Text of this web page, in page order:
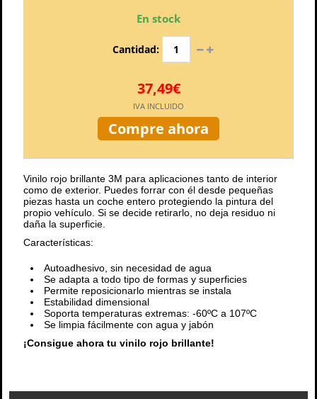
En stock
Cantidad:
37,49€
IVA INCLUIDO
Compre ahora
Vinilo rojo brillante 3M para aplicaciones tanto de interior
como de exterior. Puedes forrar con él desde pequeñas
piezas hasta un coche entero protegiendo la pintura del
propio vehículo. Si se decide retirarlo, no deja residuo ni
daña la superficie.
Características:
Autoadhesivo, sin necesidad de agua
Se adapta a todo tipo de formas y superficies
Permite reposicionarlo mientras se instala
Estabilidad dimensional
Soporta temperaturas extremas: -60ºC a 107ºC
Se limpia fácilmente con agua y jabón
¡Consigue ahora tu vinilo rojo brillante!